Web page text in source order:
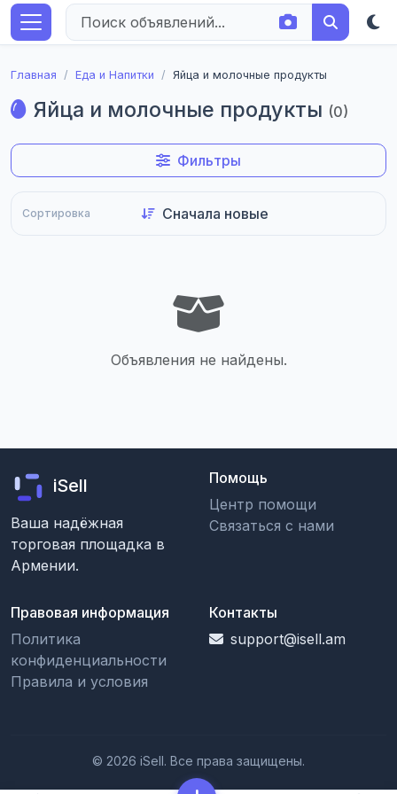
Главная Еда и Напитки Яйца и молочные продукты
Яйца и молочные продукты (0)
Фильтры
Сортировка
Объявления не найдены.
iSell
Ваша надёжная
торговая площадка в
Армении.
Помощь
Центр помощи
Связаться с нами
Правовая информация
Политика
конфиденциальности
Правила и условия
Контакты
support@isell.am
© 2026 iSell. Все права защищены.